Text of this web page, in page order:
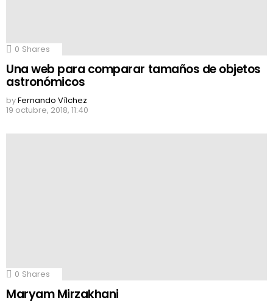
0 Shares
Una web para comparar tamaños de objetos
astronómicos
byFernando Vílchez
19 octubre, 2018, 11:40
0 Shares
Maryam Mirzakhani